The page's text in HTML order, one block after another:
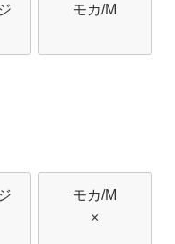
モカ/M
モカ/M
×